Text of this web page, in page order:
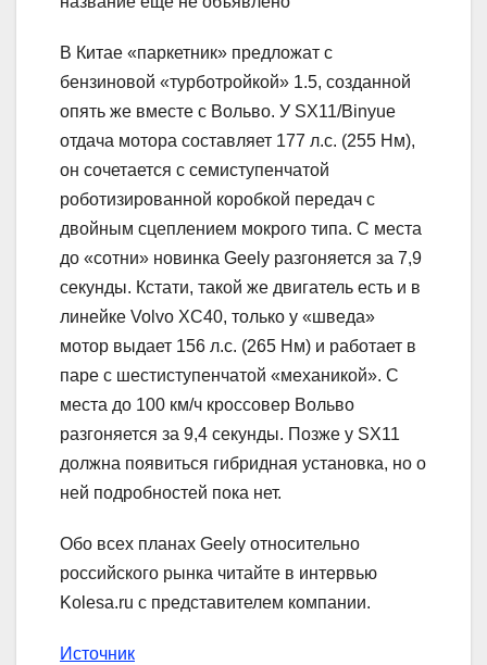
В Китае «паркетник» предложат с
бензиновой «турботройкой» 1.5, созданной
опять же вместе с Вольво. У SX11/Binyue
отдача мотора составляет 177 л.с. (255 Нм),
он сочетается с семиступенчатой
роботизированной коробкой передач с
двойным сцеплением мокрого типа. С места
до «сотни» новинка Geely разгоняется за 7,9
секунды. Кстати, такой же двигатель есть и в
линейке Volvo XC40, только у «шведа»
мотор выдает 156 л.с. (265 Нм) и работает в
паре с шестиступенчатой «механикой». С
места до 100 км/ч кроссовер Вольво
разгоняется за 9,4 секунды. Позже у SX11
должна появиться гибридная установка, но о
ней подробностей пока нет.
Обо всех планах Geely относительно
российского рынка читайте в интервью
Kolesa.ru с представителем компании.
Источник